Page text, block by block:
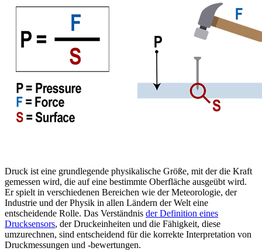
Druck ist eine grundlegende physikalische Größe, mit der die Kraft
gemessen wird, die auf eine bestimmte Oberfläche ausgeübt wird.
Er spielt in verschiedenen Bereichen wie der Meteorologie, der
Industrie und der Physik in allen Ländern der Welt eine
entscheidende Rolle. Das Verständnis der Definition eines
Drucksensors, der Druckeinheiten und die Fähigkeit, diese
umzurechnen, sind entscheidend für die korrekte Interpretation von
Druckmessungen und -bewertungen.